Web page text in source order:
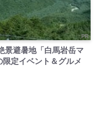
PR
景避暑地「白馬岩岳マ
定イベント＆グルメ